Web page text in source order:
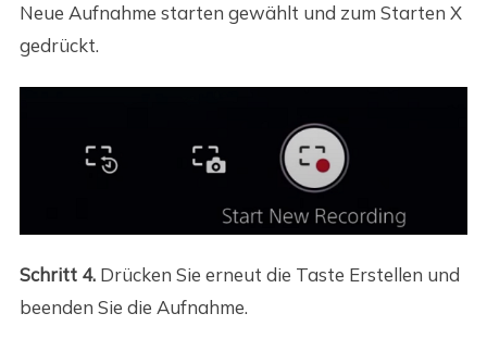
Neue Aufnahme starten gewählt und zum Starten X
gedrückt.
Schritt 4.Drücken Sie erneut die Taste Erstellen und
beenden Sie die Aufnahme.